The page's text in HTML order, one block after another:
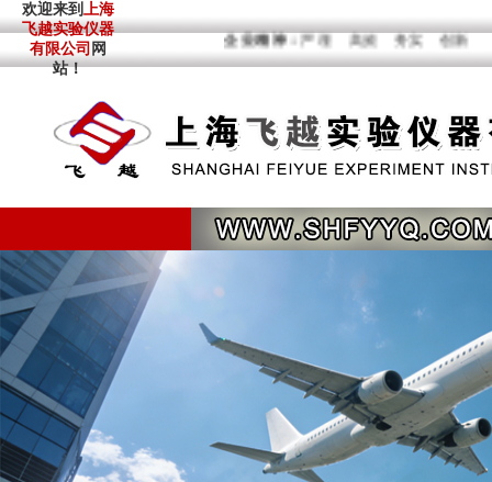
欢迎来到 上海
飞越实验仪器
有限公司 网
站！
企业精神：严谨 高效 务实